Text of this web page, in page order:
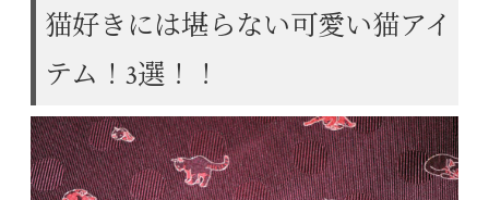
bo
ok
tt
er
er
es
t
en m di
猫好きには堪らない可愛い猫アイ
テム！3選！！